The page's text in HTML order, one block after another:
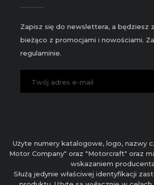
Zapisz się do newslettera, a będziesz
bieżąco z promocjami i nowościami.
regulaminie.
Użyte numery katalogowe, logo, nazwy
Motor Company" oraz "Motorcraft" oraz
wskazaniem
Służą jedynie właściwej identyfikacji